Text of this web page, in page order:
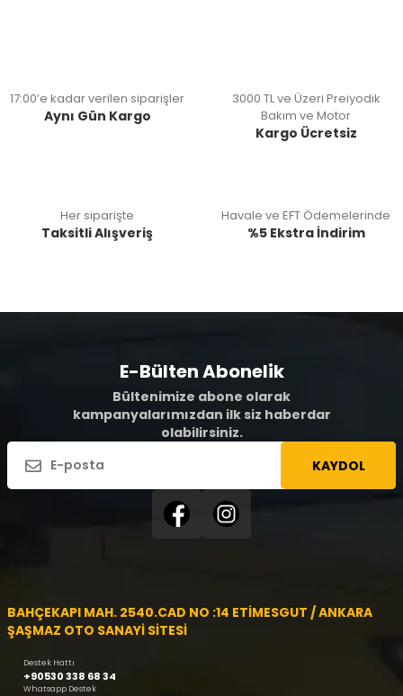
17:00’e kadar verilen siparişler
Aynı Gün Kargo
3000 TL ve Üzeri Preiyodik
Bakım ve Motor
Kargo Ücretsiz
Her siparişte
Taksitli Alışveriş
Havale ve EFT Ödemelerinde
%5 Ekstra İndirim
E-Bülten Abonelik
Bültenimize abone olarak
kampanyalarımızdan ilk siz haberdar
olabilirsiniz.
KAYDOL
BAHÇEKAPI MAH. 2540.CAD NO :14 ETİMESGUT / ANKARA
ŞAŞMAZ OTO SANAYİ SİTESİ
Destek Hattı
+90530 338 68 34
Whatsapp Destek